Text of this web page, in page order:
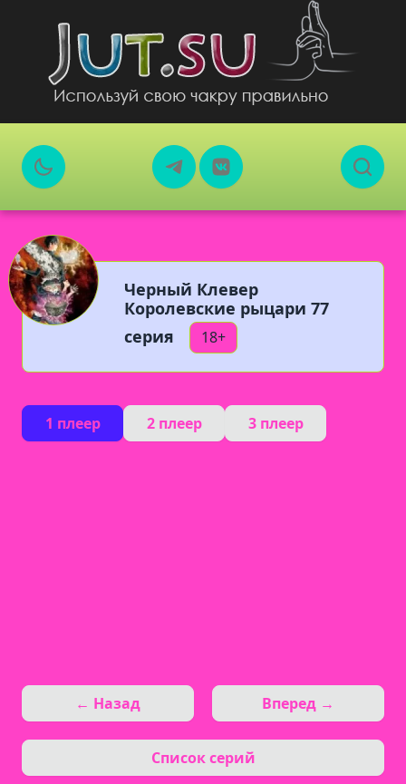
Черный Клевер
Королевские рыцари 77
серия
18+
1 плеер 2 плеер 3 плеер
← Назад
Список серий
Вперед →